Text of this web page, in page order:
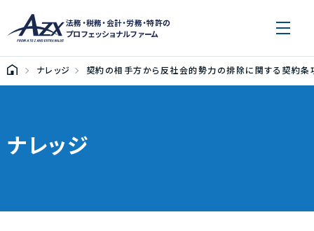
法務・税務・会計・労務・特許の
プロフェッショナルファーム
ナレッジ 契約の相手方から反社会的勢力の排除に関する契約条
ナレッジ